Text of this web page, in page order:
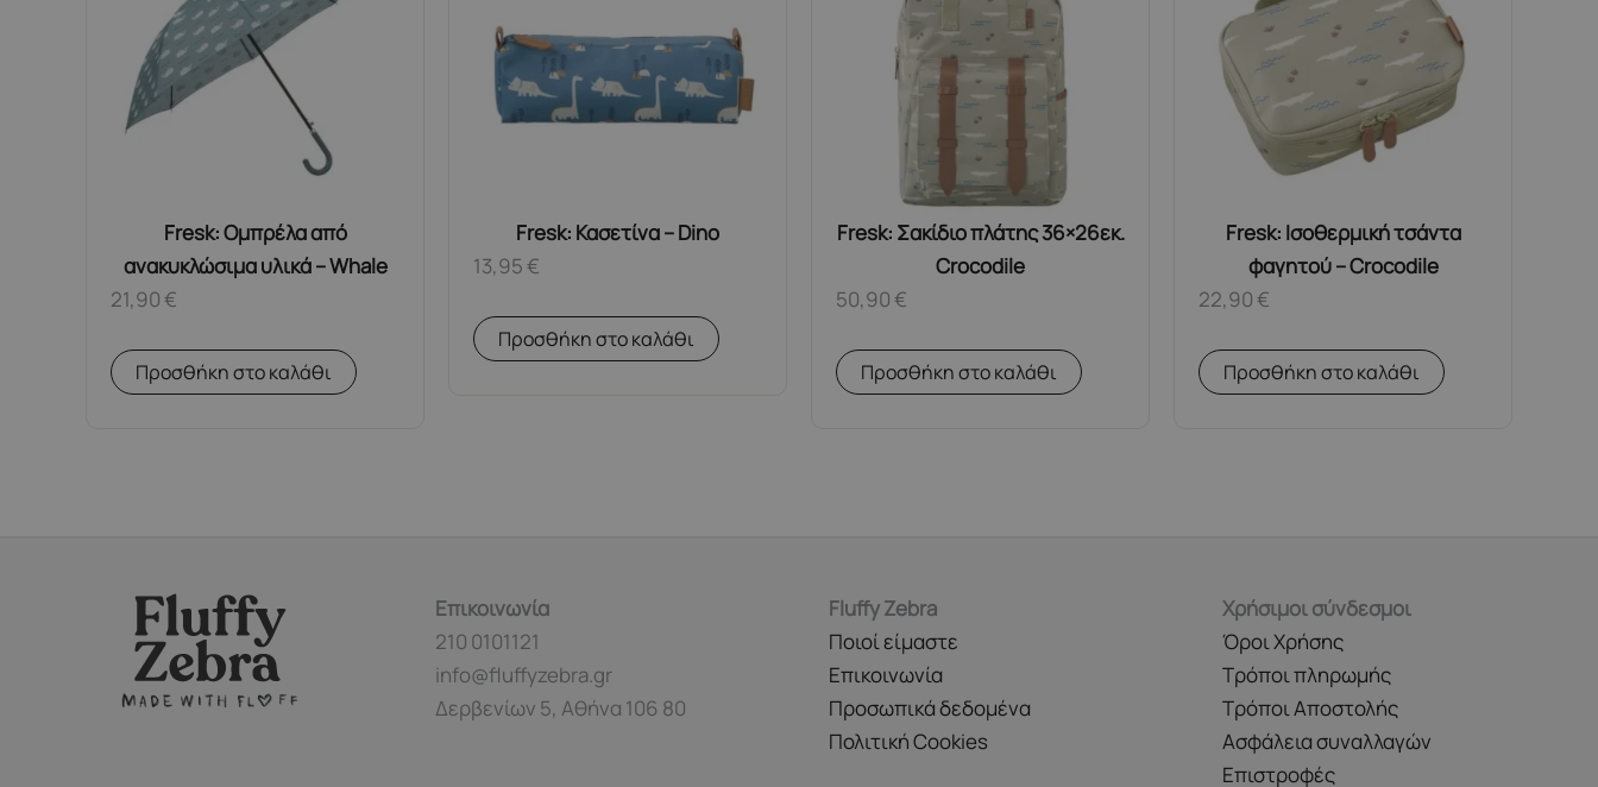
Fresk: Ομπρέλα από
ανακυκλώσιμα υλικά – Whale
21,90€
Προσθήκη στο καλάθι
Fresk: Κασετίνα – Dino
13,95€
Προσθήκη στο καλάθι
Fresk: Σακίδιο πλάτης 36×26εκ.
Crocodile
50,90€
Προσθήκη στο καλάθι
Fresk: Ισοθερμική τσάντα
φαγητού – Crocodile
22,90€
Προσθήκη στο καλάθι
Επικοινωνία
210 0101121
info@fluffyzebra.gr
Δερβενίων 5, Αθήνα 106 80
Fluffy Zebra
Ποιοί είμαστε
Επικοινωνία
Προσωπικά δεδομένα
Πολιτική Cookies
Χρήσιμοι σύνδεσμοι
Όροι Χρήσης
Τρόποι πληρωμής
Τρόποι Αποστολής
Ασφάλεια συναλλαγών
Επιστροφές